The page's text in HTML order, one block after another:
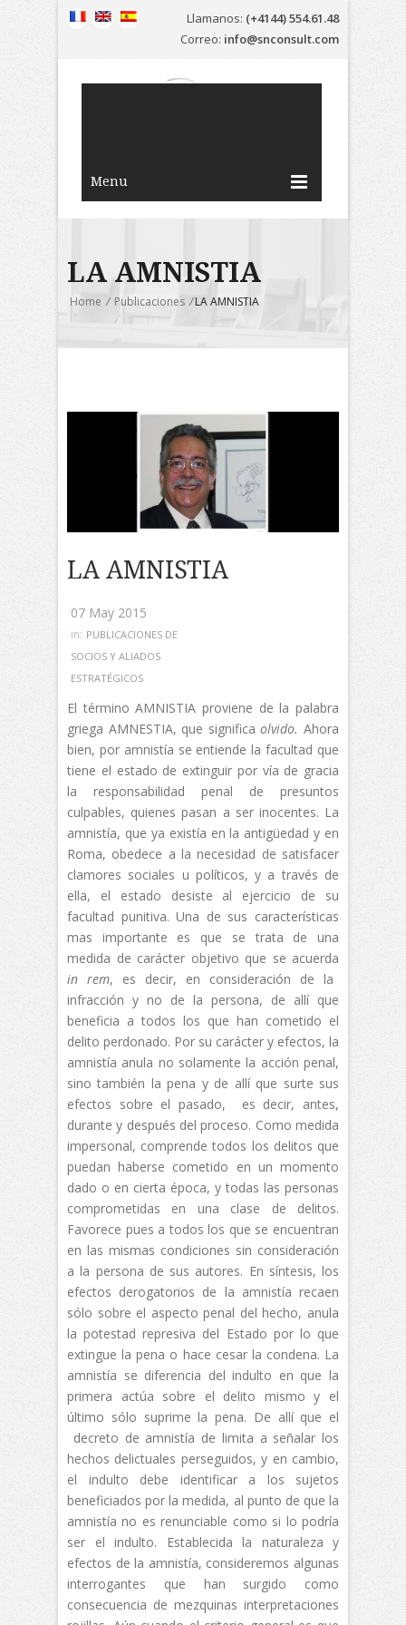
Llamanos: (+4144) 554.61.48
Correo: info@snconsult.com
Menu
LA AMNISTIA
Home / Publicaciones /LA AMNISTIA
LA AMNISTIA
07 May 2015
in: PUBLICACIONES DE
SOCIOS Y ALIADOS
ESTRATÉGICOS
El término AMNISTIA proviene de la palabra
griega AMNESTIA, que significaolvido. Ahora
bien, por amnistía se entiende la facultad que
tiene el estado de extinguir por vía de gracia
la responsabilidad penal de presuntos
culpables, quienes pasan a ser inocentes. La
amnistía, que ya existía en la antigüedad y en
Roma, obedece a la necesidad de satisfacer
clamores sociales u políticos, y a través de
ella, el estado desiste al ejercicio de su
facultad punitiva. Una de sus características
mas importante es que se trata de una
medida de carácter objetivo que se acuerda
in rem, es decir, en consideración de la
infracción y no de la persona, de allí que
beneficia a todos los que han cometido el
delito perdonado. Por su carácter y efectos, la
amnistía anula no solamente la acción penal,
sino también la pena y de allí que surte sus
efectos sobre el pasado, es decir, antes,
durante y después del proceso. Como medida
impersonal, comprende todos los delitos que
puedan haberse cometido en un momento
dado o en cierta época, y todas las personas
comprometidas en una clase de delitos.
Favorece pues a todos los que se encuentran
en las mismas condiciones sin consideración
a la persona de sus autores. En síntesis, los
efectos derogatorios de la amnistía recaen
sólo sobre el aspecto penal del hecho, anula
la potestad represiva del Estado por lo que
extingue la pena o hace cesar la condena. La
amnistía se diferencia del indulto en que la
primera actúa sobre el delito mismo y el
último sólo suprime la pena. De allí que el
decreto de amnistía de limita a señalar los
hechos delictuales perseguidos, y en cambio,
el indulto debe identificar a los sujetos
beneficiados por la medida, al punto de que la
amnistía no es renunciable como si lo podría
ser el indulto. Establecida la naturaleza y
efectos de la amnistía, consideremos algunas
interrogantes que han surgido como
consecuencia de mezquinas interpretaciones